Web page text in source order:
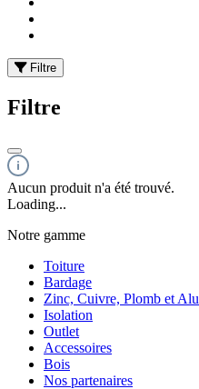
Filtre
Filtre
Aucun produit n'a été trouvé.
Loading...
Notre gamme
Toiture
Bardage
Zinc, Cuivre, Plomb et Alu
Isolation
Outlet
Accessoires
Bois
Nos partenaires